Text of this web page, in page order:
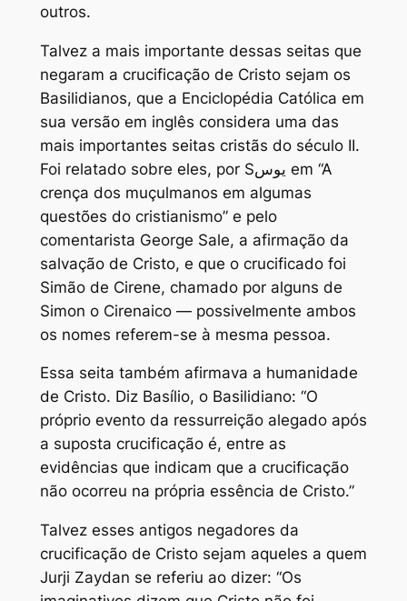
outros.
Talvez a mais importante dessas seitas que
negaram a crucificação de Cristo sejam os
Basilidianos, que a Enciclopédia Católica em
sua versão em inglês considera uma das
mais importantes seitas cristãs do século II.
Foi relatado sobre eles, por Sيوس em “A
crença dos muçulmanos em algumas
questões do cristianismo” e pelo
comentarista George Sale, a afirmação da
salvação de Cristo, e que o crucificado foi
Simão de Cirene, chamado por alguns de
Simon o Cirenaico — possivelmente ambos
os nomes referem-se à mesma pessoa.
Essa seita também afirmava a humanidade
de Cristo. Diz Basílio, o Basilidiano: “O
próprio evento da ressurreição alegado após
a suposta crucificação é, entre as
evidências que indicam que a crucificação
não ocorreu na própria essência de Cristo.”
Talvez esses antigos negadores da
crucificação de Cristo sejam aqueles a quem
Jurji Zaydan se referiu ao dizer: “Os